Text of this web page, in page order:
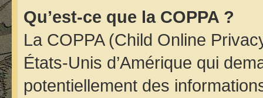
Qu’est-ce que la COPPA ?
La COPPA (Child Online
États-Unis d’Amérique qui
potentiellement des